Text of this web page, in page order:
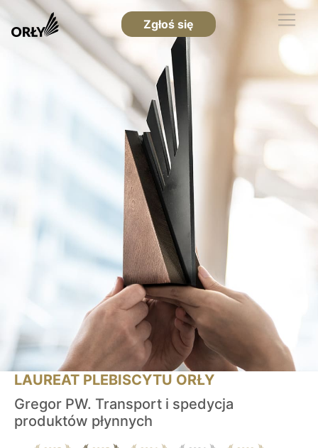
Zgłoś się
LAUREAT PLEBISCYTU ORŁY
Gregor PW. Transport i spedycja
produktów płynnych